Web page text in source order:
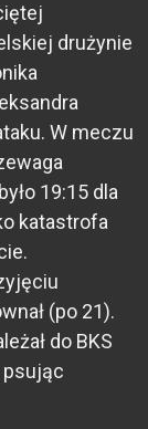
drużynie
W meczu
19:15 dla
katastrofa
(po 21).
do BKS
psując